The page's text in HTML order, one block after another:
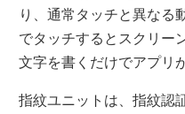
り、通常タッチと異なる
でタッチするとスクリー
文字を書くだけでアプリ
指紋ユニットは、指紋認